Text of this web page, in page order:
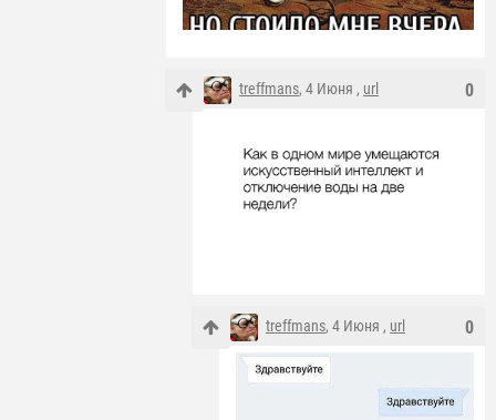
0
treffmans, 4 Июня , url
0
treffmans, 4 Июня , url